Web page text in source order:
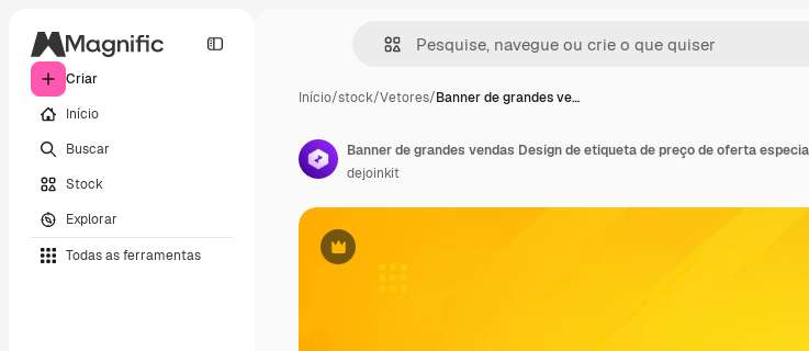
Criar
Início
Buscar
Stock
Explorar
Todas as ferramentas
Início/stock/Vetores/Banner de grandes ve…
Premium
dejoinkit